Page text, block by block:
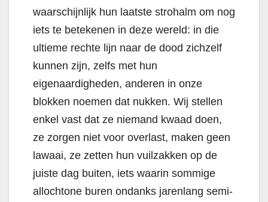
waarschijnlijk hun laatste strohalm om nog
iets te betekenen in deze wereld: in die
ultieme rechte lijn naar de dood zichzelf
kunnen zijn, zelfs met hun
eigenaardigheden, anderen in onze
blokken noemen dat nukken. Wij stellen
enkel vast dat ze niemand kwaad doen,
ze zorgen niet voor overlast, maken geen
lawaai, ze zetten hun vuilzakken op de
juiste dag buiten, iets waarin sommige
allochtone buren ondanks jarenlang semi-